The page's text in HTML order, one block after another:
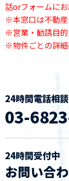
話orフォームにお
※本窓口は不動産
※営業・勧誘目的
※物件ごとの詳細
24時間電話相
03-
24時間受付中
お問い合